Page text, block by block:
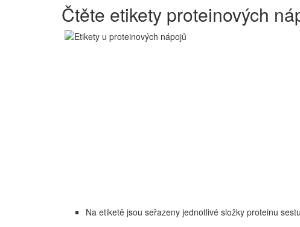
Čtěte etikety proteinových
Na etiketě jsou seřazeny jednotlivé složky proteinu